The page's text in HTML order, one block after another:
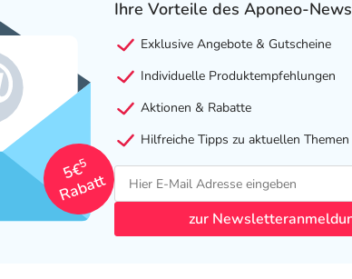
5€
5
Rabatt
Ihre Vorteile des Aponeo-
Exklusive Angebote & Gutscheine
Individuelle Produktempfehlungen
Aktionen & Rabatte
Hilfreiche Tipps zu aktuellen Themen
zur